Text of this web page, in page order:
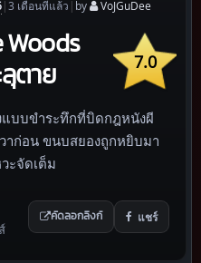
|3 เดือนที่แล้ว | by VoJGuDee
7.0
Woods
ตาย
แบบขำระทึกที่บิดกฎหนังผี
าก่อน ขนบสยองถูกหยิบมา
ะจัดเต็ม
คัดลอกลิงก์ แชร์